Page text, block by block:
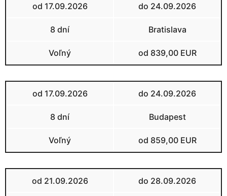
od 17.09.2026 do 24.09.2026
8 dní Bratislava
Voľný od 839,00 EUR
od 17.09.2026 do 24.09.2026
8 dní Budapest
Voľný od 859,00 EUR
od 21.09.2026 do 28.09.2026